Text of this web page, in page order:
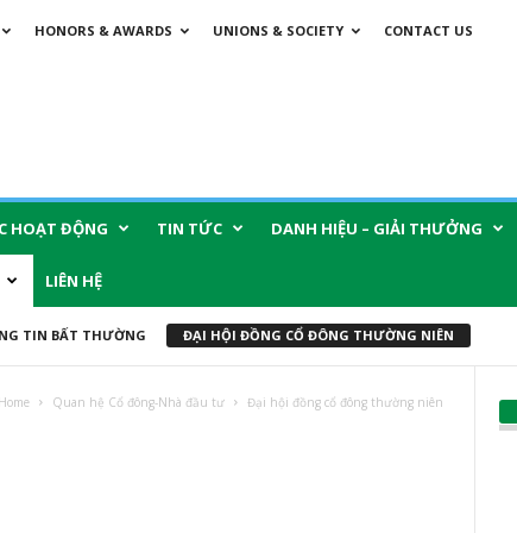
HONORS & AWARDS UNIONS & SOCIETY CONTACT US
HOẠT ĐỘNG TIN TỨC DANH HIỆU – GIẢI THƯỞNG
LIÊN HỆ
TIN BẤT THƯỜNG ĐẠI HỘI ĐỒNG CỔ ĐÔNG THƯỜNG NIÊN
Home Quan hệ Cổ đông-Nhà đầu tư Đại hội đồng cổ đông thường niên